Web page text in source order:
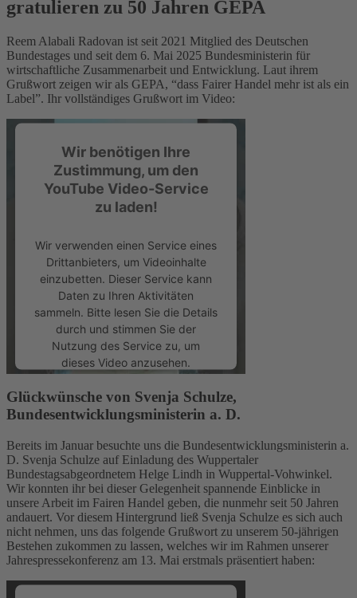
gratulieren zu 50 Jahren GEPA
Reem Alabali Radovan ist seit 2021 Mitglied des Deutschen
Bundestages und seit dem 6. Mai 2025 Bundesministerin für
wirtschaftliche Zusammenarbeit und Entwicklung. Laut ihrem
Grußwort zeigen wir als GEPA, “dass Fairer Handel mehr ist als ein
Label”. Ihr vollständiges Grußwort im Video:
Wir benötigen Ihre
Zustimmung, um den
YouTube Video-Service
zu laden!
Wir verwenden einen Service eines
Drittanbieters, um Videoinhalte
einzubetten. Dieser Service kann
Daten zu Ihren Aktivitäten
sammeln. Bitte lesen Sie die Details
durch und stimmen Sie der
Nutzung des Service zu, um
dieses Video anzusehen.
Mehr Informationen
Akzeptieren
powered byUsercentrics Consent
Management Platform
Glückwünsche von Svenja Schulze,
Bundesentwicklungsministerin a. D.
Bereits im Januar besuchte uns die Bundesentwicklungsministerin a.
D. Svenja Schulze auf Einladung des Wuppertaler
Bundestagsabgeordnetem Helge Lindh in Wuppertal-Vohwinkel.
Wir konnten ihr bei dieser Gelegenheit spannende Einblicke in
unsere Arbeit im Fairen Handel geben, die nunmehr seit 50 Jahren
andauert. Vor diesem Hintergrund ließ Svenja Schulze es sich auch
nicht nehmen, uns das folgende Grußwort zu unserem 50-jährigen
Bestehen zukommen zu lassen, welches wir im Rahmen unserer
Jahrespressekonferenz am 13. Mai erstmals präsentiert haben: